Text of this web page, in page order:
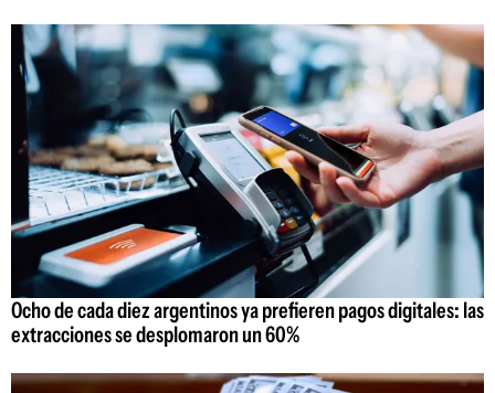
Ocho de cada diez argentinos ya prefieren pagos digitales: las
extracciones se desplomaron un 60%